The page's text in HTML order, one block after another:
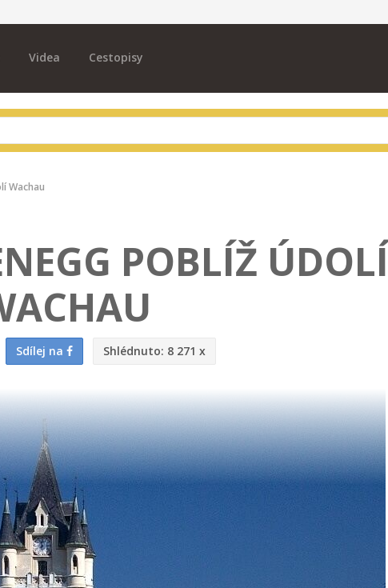
Videa Cestopisy
Wachau
POBLÍŽ ÚDOLÍ
Sdílej na Shlédnuto: 8 271 x